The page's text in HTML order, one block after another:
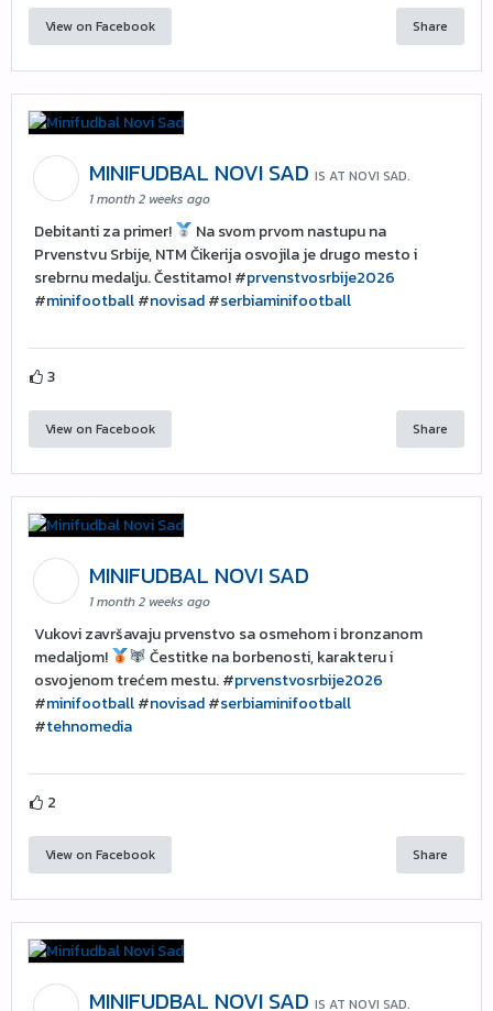
View on Facebook Share
MINIFUDBAL NOVI SAD IS AT NOVI SAD.
1 month 2 weeks ago
Debitanti za primer!
Na svom prvom nastupu na
Prvenstvu Srbije, NTM Čikerija osvojila je drugo mesto i
srebrnu medalju. Čestitamo! #prvenstvosrbije2026
#minifootball#novisad#serbiaminifootball
3
View on Facebook Share
MINIFUDBAL NOVI SAD
1 month 2 weeks ago
Vukovi završavaju prvenstvo sa osmehom i bronzanom
medaljom!
Čestitke na borbenosti, karakteru i
osvojenom trećem mestu. #prvenstvosrbije2026
#minifootball#novisad#serbiaminifootball
#tehnomedia
2
View on Facebook Share
MINIFUDBAL NOVI SAD IS AT NOVI SAD.